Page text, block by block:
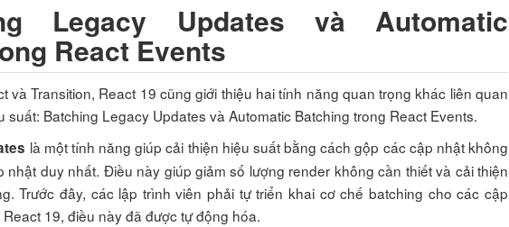
Legacy Updates và Automatic
React Events
và Transition, React 19 cũng giới thiệu hai tính năng quan trọng khác liên quan
suất: Batching Legacy Updates và Automatic Batching trong React Events.
là một tính năng giúp cải thiện hiệu suất bằng cách gộp các cập nhật không
nhật duy nhất. Điều này giúp giảm số lượng render không cần thiết và cải thiện
Trước đây, các lập trình viên phải tự triển khai cơ chế batching cho các cập
19, điều này đã được tự động hóa.